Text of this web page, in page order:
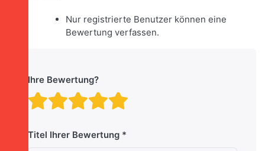
Nur registrierte Benutzer können eine
Bewertung verfassen.
Ihre Bewertung?
Bewertung: 4 von
Bewertung: 3 von 5
Bewertung: 2 von 5
Bewertung: 1 von 5
Titel Ihrer Bewertung